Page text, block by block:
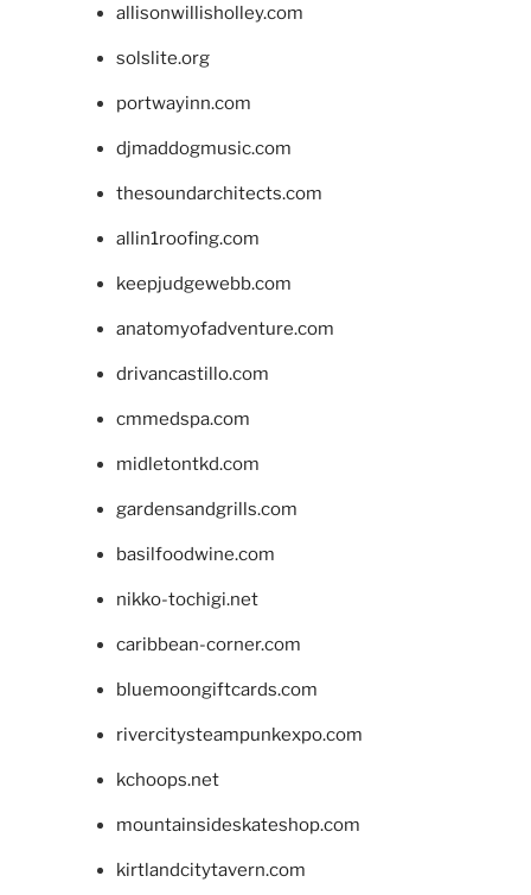
allisonwillisholley.com
solslite.org
portwayinn.com
djmaddogmusic.com
thesoundarchitects.com
allin1roofing.com
keepjudgewebb.com
anatomyofadventure.com
drivancastillo.com
cmmedspa.com
midletontkd.com
gardensandgrills.com
basilfoodwine.com
nikko-tochigi.net
caribbean-corner.com
bluemoongiftcards.com
rivercitysteampunkexpo.com
kchoops.net
mountainsideskateshop.com
kirtlandcitytavern.com